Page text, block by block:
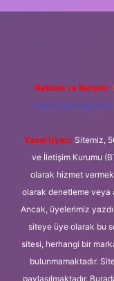
Reklam ve İletişim:
Yasal Uyarı: Sitemiz,
ve İletişim Kurumu
olarak hizmet
olarak denetleme veya
Ancak, üyelerimiz
siteye üye olarak bu
sitesi, herhangi bir
bulunmamaktadır.
paylaşılmaktadır.